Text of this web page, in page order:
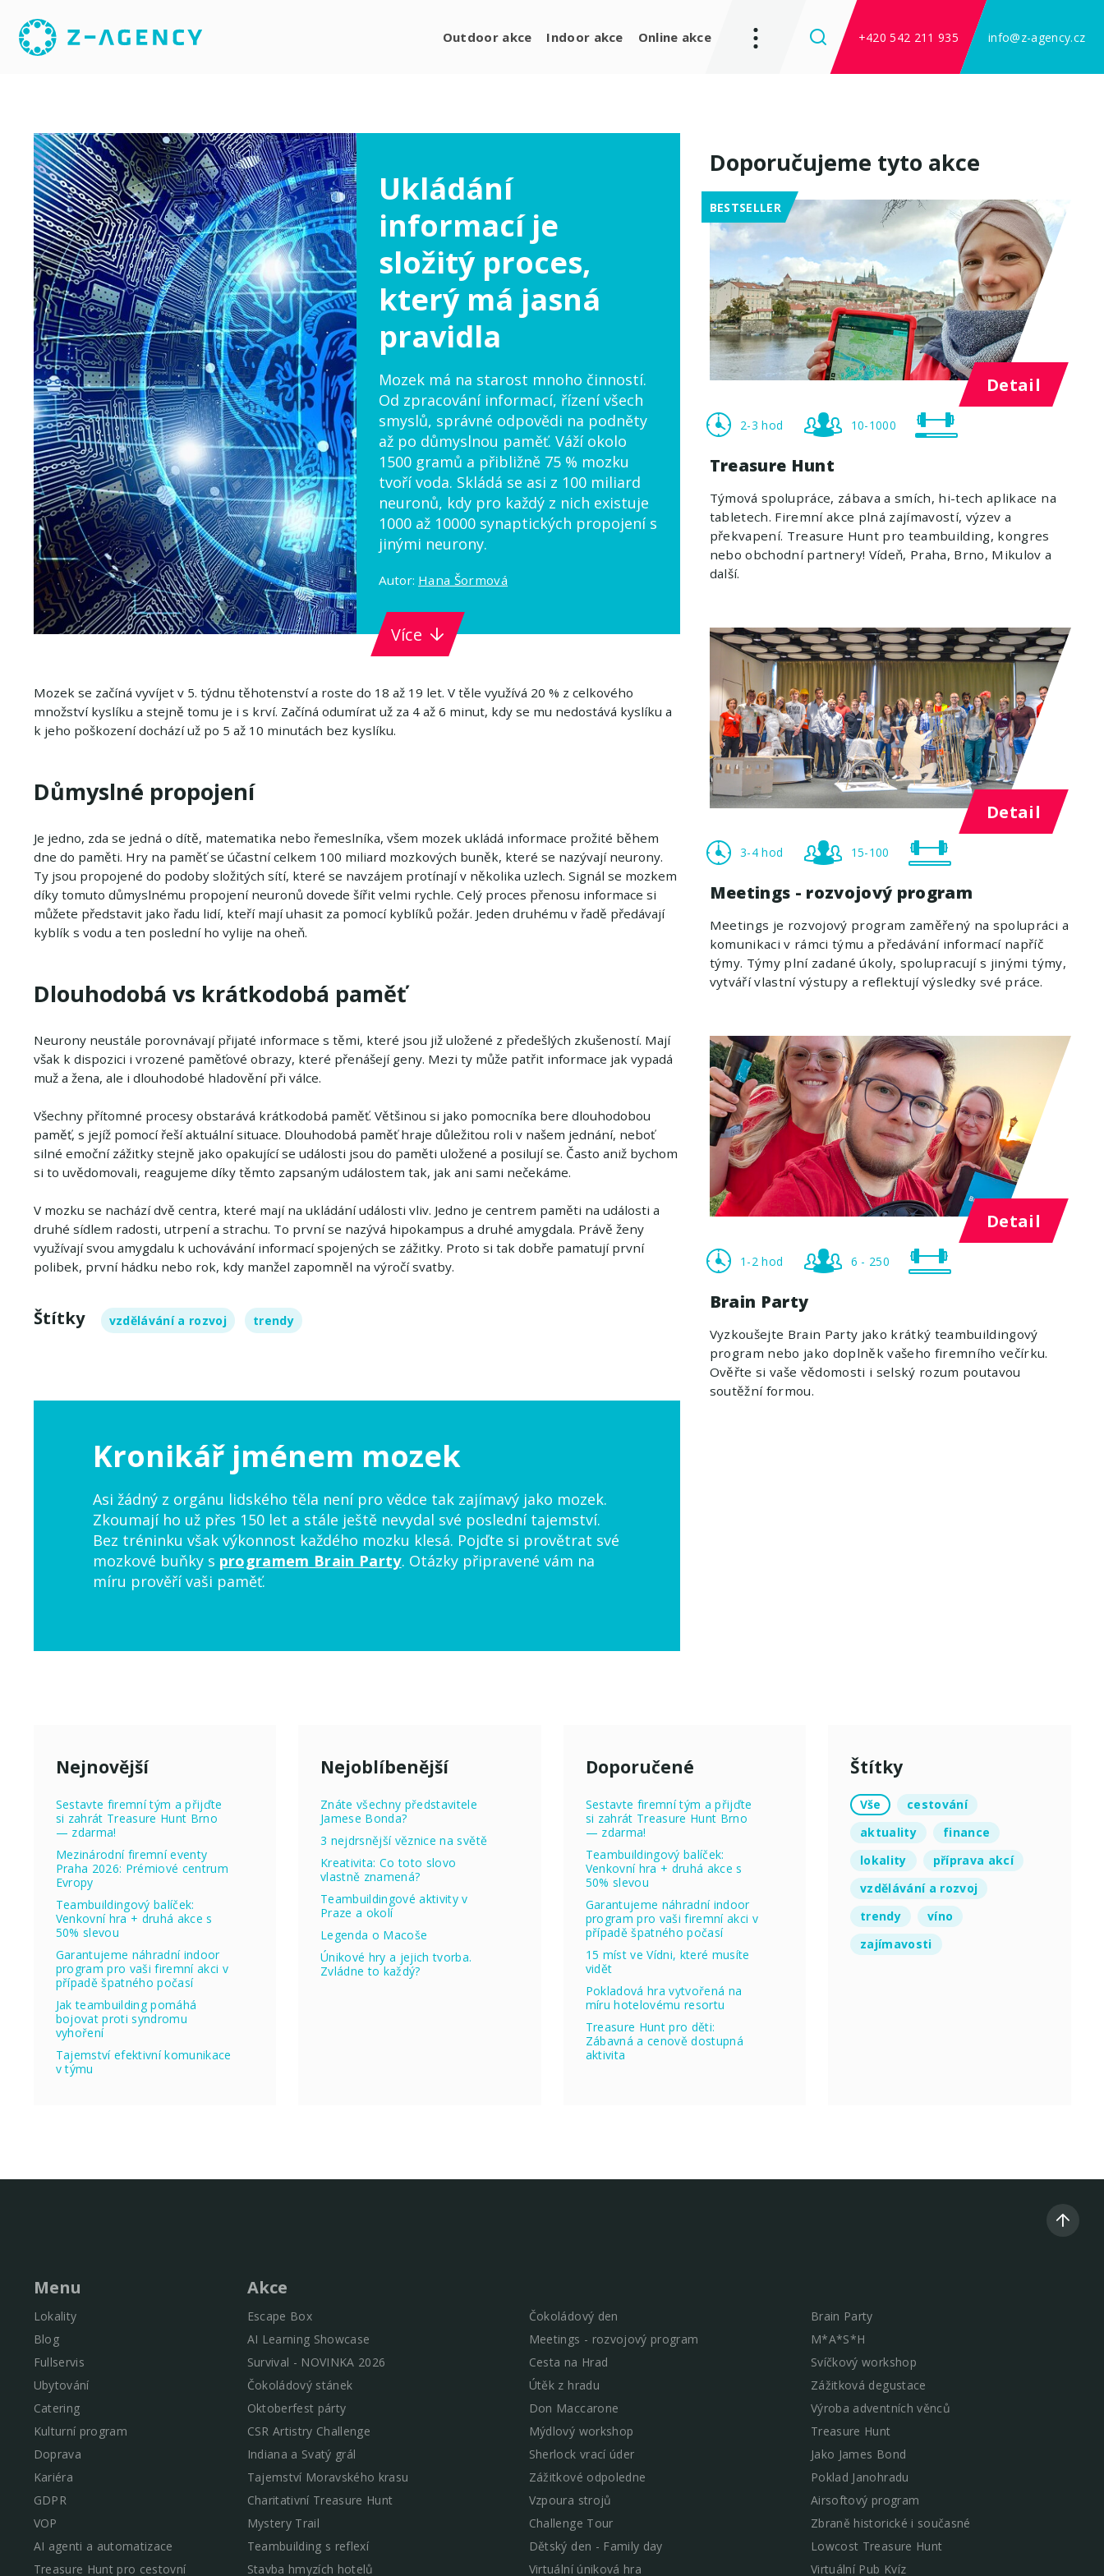
Outdoor akce Indoor akce Online akce +420 542 211 935 info@z-agency.cz
Ukládání
informací je
složitý proces,
který má jasná
pravidla
Mozek má na starost mnoho činností.
Od zpracování informací, řízení všech
smyslů, správné odpovědi na podněty
až po důmyslnou paměť. Váží okolo
1500 gramů a přibližně 75 % mozku
tvoří voda. Skládá se asi z 100 miliard
neuronů, kdy pro každý z nich existuje
1000 až 10000 synaptických propojení s
jinými neurony.
Autor: Hana Šormová
Více
Mozek se začíná vyvíjet v 5. týdnu těhotenství a roste do 18 až 19 let. V těle využívá 20 % z celkového
množství kyslíku a stejně tomu je i s krví. Začíná odumírat už za 4 až 6 minut, kdy se mu nedostává kyslíku a
k jeho poškození dochází už po 5 až 10 minutách bez kyslíku.
Důmyslné propojení
Je jedno, zda se jedná o dítě, matematika nebo řemeslníka, všem mozek ukládá informace prožité během
dne do paměti. Hry na paměť se účastní celkem 100 miliard mozkových buněk, které se nazývají neurony.
Ty jsou propojené do podoby složitých sítí, které se navzájem protínají v několika uzlech. Signál se mozkem
díky tomuto důmyslnému propojení neuronů dovede šířit velmi rychle. Celý proces přenosu informace si
můžete představit jako řadu lidí, kteří mají uhasit za pomocí kyblíků požár. Jeden druhému v řadě předávají
kyblík s vodu a ten poslední ho vylije na oheň.
Dlouhodobá vs krátkodobá paměť
Neurony neustále porovnávají přijaté informace s těmi, které jsou již uložené z předešlých zkušeností. Mají
však k dispozici i vrozené paměťové obrazy, které přenášejí geny. Mezi ty může patřit informace jak vypadá
muž a žena, ale i dlouhodobé hladovění při válce.
Všechny přítomné procesy obstarává krátkodobá paměť. Většinou si jako pomocníka bere dlouhodobou
paměť, s jejíž pomocí řeší aktuální situace. Dlouhodobá paměť hraje důležitou roli v našem jednání, neboť
silné emoční zážitky stejně jako opakující se události jsou do paměti uložené a posilují se. Často aniž bychom
si to uvědomovali, reagujeme díky těmto zapsaným událostem tak, jak ani sami nečekáme.
V mozku se nachází dvě centra, které mají na ukládání události vliv. Jedno je centrem paměti na události a
druhé sídlem radosti, utrpení a strachu. To první se nazývá hipokampus a druhé amygdala. Právě ženy
využívají svou amygdalu k uchovávání informací spojených se zážitky. Proto si tak dobře pamatují první
polibek, první hádku nebo rok, kdy manžel zapomněl na výročí svatby.
Štítky vzdělávání a rozvoj trendy
Kronikář jménem mozek
Asi žádný z orgánu lidského těla není pro vědce tak zajímavý jako mozek.
Zkoumají ho už přes 150 let a stále ještě nevydal své poslední tajemství.
Bez tréninku však výkonnost každého mozku klesá. Pojďte si provětrat své
mozkové buňky s programem Brain Party. Otázky připravené vám na
míru prověří vaši paměť.
Doporučujeme tyto akce
BESTSELLER
Detail
2-3 hod 10-1000
Treasure Hunt
Týmová spolupráce, zábava a smích, hi-tech aplikace na
tabletech. Firemní akce plná zajímavostí, výzev a
překvapení. Treasure Hunt pro teambuilding, kongres
nebo obchodní partnery! Vídeň, Praha, Brno, Mikulov a
další.
Detail
3-4 hod 15-100
Meetings - rozvojový program
Meetings je rozvojový program zaměřený na spolupráci a
komunikaci v rámci týmu a předávání informací napříč
týmy. Týmy plní zadané úkoly, spolupracují s jinými týmy,
vytváří vlastní výstupy a reflektují výsledky své práce.
Detail
1-2 hod 6 - 250
Brain Party
Vyzkoušejte Brain Party jako krátký teambuildingový
program nebo jako doplněk vašeho firemního večírku.
Ověřte si vaše vědomosti i selský rozum poutavou
soutěžní formou.
Nejnovější
Sestavte firemní tým a přijďte
si zahrát Treasure Hunt Brno
— zdarma!
Mezinárodní firemní eventy
Praha 2026: Prémiové centrum
Evropy
Teambuildingový balíček:
Venkovní hra + druhá akce s
50% slevou
Garantujeme náhradní indoor
program pro vaši firemní akci v
případě špatného počasí
Jak teambuilding pomáhá
bojovat proti syndromu
vyhoření
Tajemství efektivní komunikace
v týmu
Nejoblíbenější
Znáte všechny představitele
Jamese Bonda?
3 nejdrsnější věznice na světě
Kreativita: Co toto slovo
vlastně znamená?
Teambuildingové aktivity v
Praze a okolí
Legenda o Macoše
Únikové hry a jejich tvorba.
Zvládne to každý?
Doporučené
Sestavte firemní tým a přijďte
si zahrát Treasure Hunt Brno
— zdarma!
Teambuildingový balíček:
Venkovní hra + druhá akce s
50% slevou
Garantujeme náhradní indoor
program pro vaši firemní akci v
případě špatného počasí
15 míst ve Vídni, které musíte
vidět
Pokladová hra vytvořená na
míru hotelovému resortu
Treasure Hunt pro děti:
Zábavná a cenově dostupná
aktivita
Štítky
Vše
cestování
aktuality
finance
lokality
příprava akcí
vzdělávání a rozvoj
trendy
víno
zajímavosti
Menu
Lokality
Blog
Fullservis
Ubytování
Catering
Kulturní program
Doprava
Kariéra
GDPR
VOP
AI agenti a automatizace
Treasure Hunt pro cestovní
Akce
Escape Box Čokoládový den
Brain Party
AI Learning Showcase
Meetings - rozvojový program
M*A*S*H
Survival - NOVINKA 2026
Cesta na Hrad
Svíčkový workshop
Čokoládový stánek
Útěk z hradu
Zážitková degustace
Oktoberfest párty
Don Maccarone
Výroba adventních věnců
CSR Artistry Challenge
Mýdlový workshop
Treasure Hunt
Indiana a Svatý grál
Sherlock vrací úder
Jako James Bond
Tajemství Moravského krasu
Zážitkové odpoledne
Poklad Janohradu
Charitativní Treasure Hunt
Vzpoura strojů
Airsoftový program
Mystery Trail
Challenge Tour
Zbraně historické i současné
Teambuilding s reflexí
Dětský den - Family day
Lowcost Treasure Hunt
Stavba hmyzích hotelů
Virtuální úniková hra Virtuální Pub Kvíz